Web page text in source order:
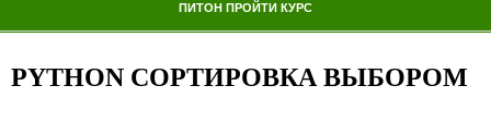
ПИТОН ПРОЙТИ КУРС
PYTHON СОРТИРОВКА ВЫБОРОМ